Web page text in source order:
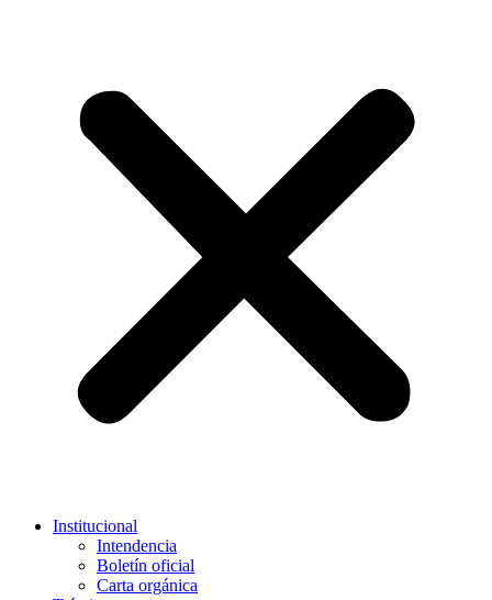
Institucional
Intendencia
Boletín oficial
Carta orgánica